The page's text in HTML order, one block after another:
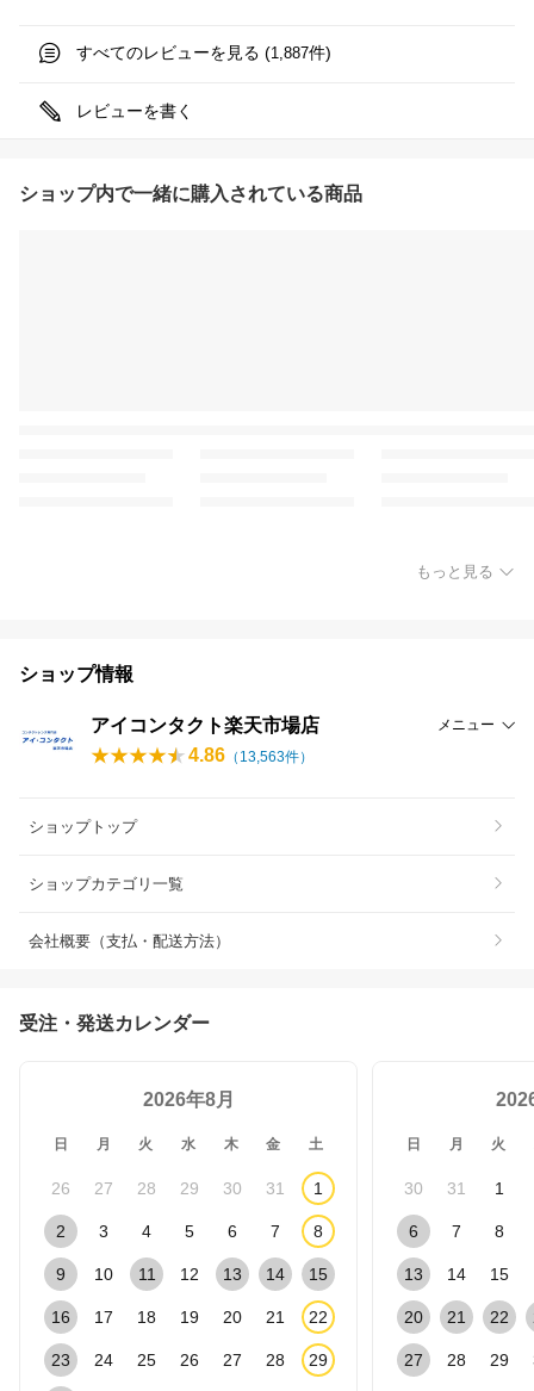
すべてのレビューを見る (1,887件)
レビューを書く
ショップ内で一緒に購入されている商品
もっと見る
ショップ情報
アイコンタクト楽天市場店 メニュー
4.86 （ 13,563件）
ショップトップ
ショップカテゴリ一覧
会社概要（支払・配送方法）
受注・発送カレンダー
2026年8月
日 月 火 水 木 金 土
26 27 28 29 30 31 1
2 3 4 5 6 7 8
9 10 11 12 13 14 15
16 17 18 19 20 21 22
23 24 25 26 27 28 29
日 月 火
30 31 1
6 7 8
13 14 15
20 21 22
27 28 29